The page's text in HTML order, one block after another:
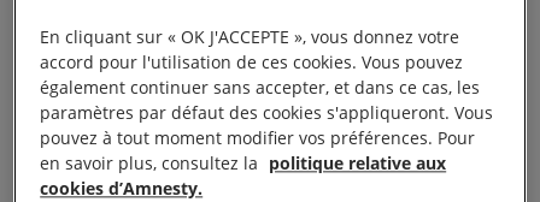
de protection, elle bafouera ses obligations
internationales.
Les personnes qui fuient la guerre en Syrie sont
dans une situation désespérée de vie ou de mort et
En cliquant sur « OK J'ACCEPTE », vous donnez votre
accord pour l'utilisation de ces cookies. Vous pouvez
également continuer sans accepter, et dans ce cas, les
paramètres par défaut des cookies s'appliqueront. Vous
pouvez à tout moment modifier vos préférences. Pour
en savoir plus, consultez la politique relative aux
cookies d’Amnesty.